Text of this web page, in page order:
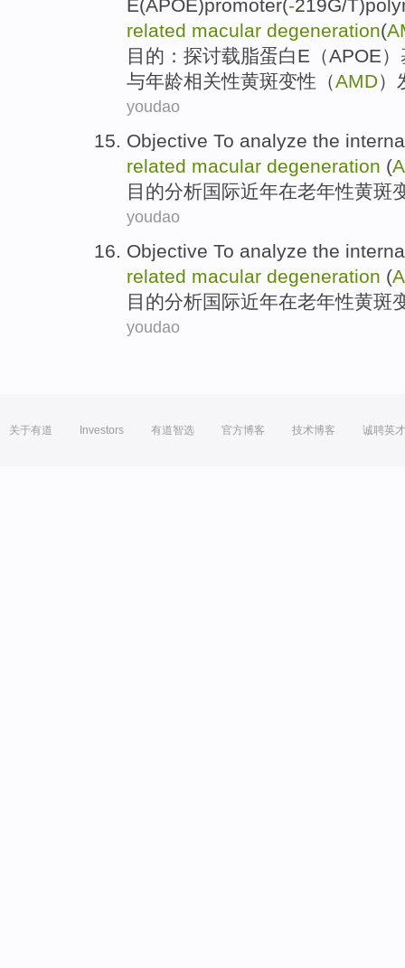
E(APOE)promoter(-219G/T)
related macular degeneration(
目的 ： 探讨载脂蛋白E （APOE）
与年龄相关性黄斑变性 （AMD）
youdao
Objective To analyze the
related macular degeneration (
目的分析国际近年在老年性黄斑
youdao
Objective To analyze the
related macular degeneration (
目的分析国际近年在老年性黄斑
youdao
关于有道 Investors 有道智选 官方博客 技术博客 诚聘英才